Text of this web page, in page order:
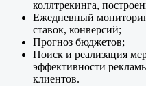
коллтрекинга,
Ежедневный
ставок, конверсий;
Прогноз бюджетов;
Поиск и реализация
эффективности
клиентов.